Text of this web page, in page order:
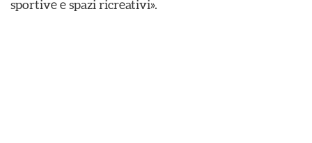
sportive e spazi ricreativi».